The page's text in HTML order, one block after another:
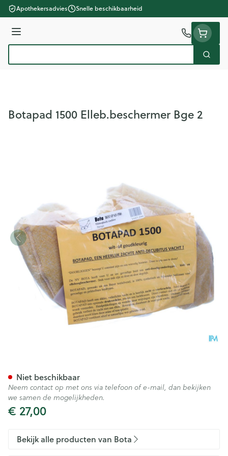
Ga naar de inhoud
Apothekersadvies Snelle beschikbaarheid
Menu
Zoek
Botapad 1500 Elleb.beschermer Bge 2
€ 27,00
Niet beschikbaar
Neem contact op met ons via telefoon of e-mail, dan bekijken
we samen de mogelijkheden.
Bekijk alle producten van Bota